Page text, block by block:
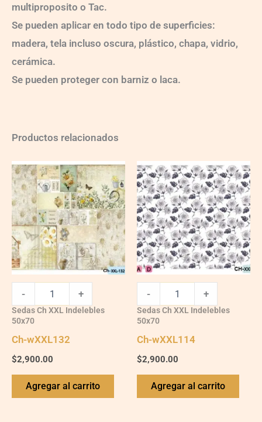
multiproposito o Tac.
Se pueden aplicar en todo tipo de superficies:
madera, tela incluso oscura, plástico, chapa, vidrio,
cerámica.
Se pueden proteger con barniz o laca.
Productos relacionados
Ch-
wXXL132
quantity
- +
Sedas Ch XXL Indelebles
50x70
Ch-wXXL132
$2,900.00
Agregar al carrito
Ch-
wXXL114
quantity
- +
Sedas Ch XXL Indelebles
50x70
Ch-wXXL114
$2,900.00
Agregar al carrito